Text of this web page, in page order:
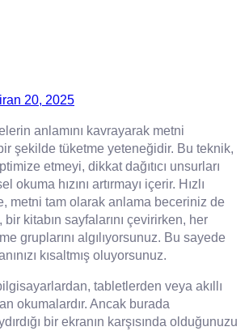
20, 2025
anlamını kavrayarak metni
şekilde tüketme yeteneğidir. Bu teknik,
etmeyi, dikkat dağıtıcı unsurları
okuma hızını artırmayı içerir. Hızlı
metni tam olarak anlama beceriniz de
kitabın sayfalarını çevirirken, her
gruplarını algılıyorsunuz. Bu sayede
kısaltmış oluyorsunuz.
tabletlerden veya akıllı
okumalardır. Ancak burada
bir ekranın karşısında olduğunuzu